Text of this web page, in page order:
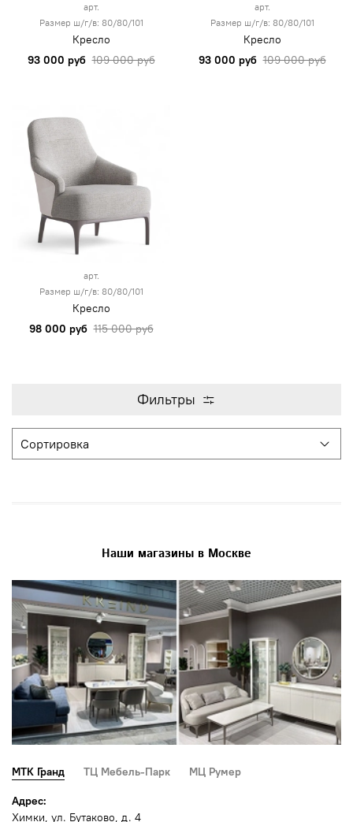
арт.
Размер ш/г/в: 80/80/101
Кресло
93 000 руб 109 000 руб
арт.
Размер ш/г/в: 80/80/101
Кресло
93 000 руб 109 000 руб
арт.
Размер ш/г/в: 80/80/101
Кресло
98 000 руб 115 000 руб
Фильтры
Наши магазины в Москве
МТК Гранд ТЦ Мебель-Парк МЦ Румер
Адрес:
Химки, ул. Бутаково, д. 4